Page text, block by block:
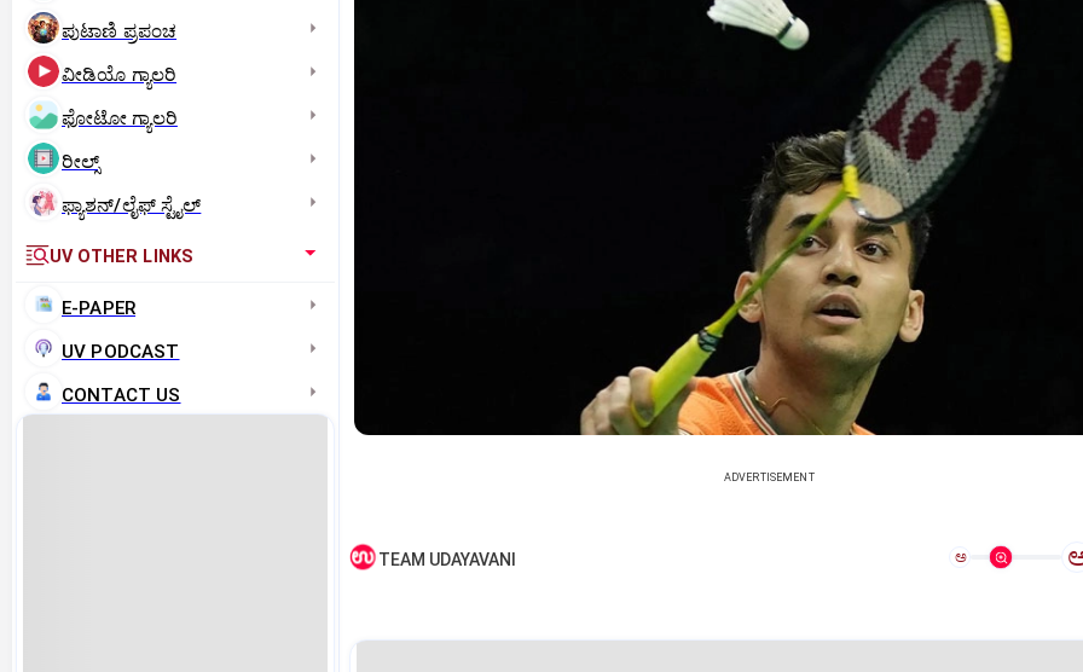
ಪುಟಾಣಿ ಪ್ರಪಂಚ
ವೀಡಿಯೊ ಗ್ಯಾಲರಿ
ಫೋಟೋ ಗ್ಯಾಲರಿ
ರೀಲ್ಸ್
ಫ್ಯಾಶನ್/ಲೈಫ್‌ ಸ್ಟೈಲ್
UV OTHER LINKS
E-PAPER
UV PODCAST
CONTACT US
ADVERTISEMENT
TEAM UDAYAVANI ಅ